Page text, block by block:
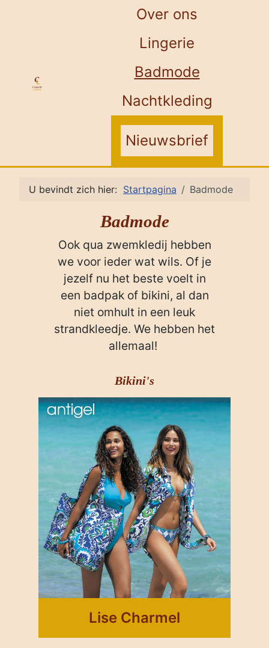
Over ons
Lingerie
Badmode
Nachtkleding
Nieuwsbrief
U bevindt zich hier: Startpagina Badmode
Badmode
Ook qua zwemkledij hebben
we voor ieder wat wils. Of je
jezelf nu het beste voelt in
een badpak of bikini, al dan
niet omhult in een leuk
strandkleedje. We hebben het
allemaal!
Bikini's
Lise Charmel